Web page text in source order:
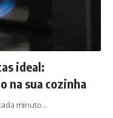
ideal:
na sua cozinha
minuto…